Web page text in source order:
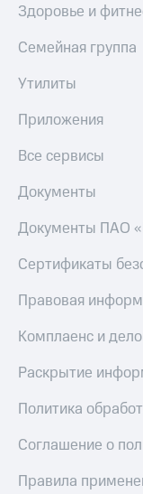
Здоровье и
Семейная группа
Утилиты
Приложения
Все сервисы
Документы
Документы ПАО
Сертификаты
Правовая
Комплаенс и
Раскрытие
Политика
Соглашение о
Правила